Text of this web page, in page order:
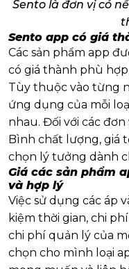
Sento là đơn vị có
Sento app có giá
Các sản phẩm app
có giá thành phù
Tùy thuộc vào từng
ứng dụng của mỗi
nhau. Đối với các
Bình chất lượng, giá
chọn lý tưởng dành
Giá các sản phẩm
và hợp lý
Việc sử dụng các áp
kiệm thời gian, chi
chi phí quản lý của
chọn cho mình loại